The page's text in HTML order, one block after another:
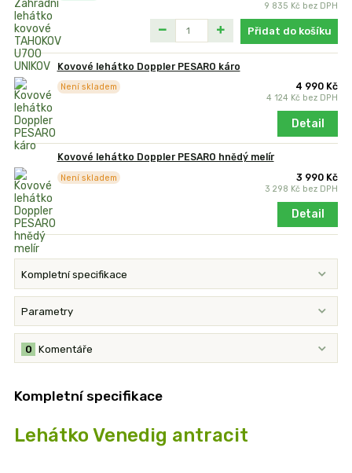
9 835 Kč bez DPH
Přidat do košíku
Kovové lehátko Doppler PESARO káro
4 990 Kč
4 124 Kč bez DPH
Není skladem
Detail
Kovové lehátko Doppler PESARO hnědý melír
3 990 Kč
3 298 Kč bez DPH
Není skladem
Detail
Kompletní specifikace
Parametry
Komentáře
0
Kompletní specifikace
Lehátko Venedig antracit